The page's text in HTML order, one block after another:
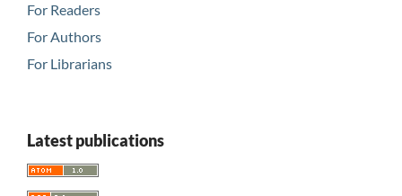
For Readers
For Authors
For Librarians
Latest publications